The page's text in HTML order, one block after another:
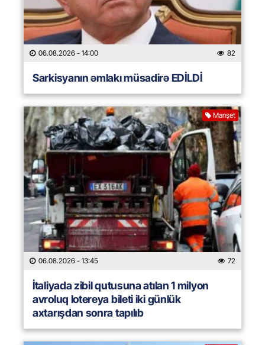
06.08.2026 - 14:00 82
Sarkisyanın əmlakı müsadirə EDİLDİ
Manşet
06.08.2026 - 13:45 72
İtaliyada zibil qutusuna atılan 1 milyon
avroluq lotereya bileti iki günlük
axtarışdan sonra tapılıb